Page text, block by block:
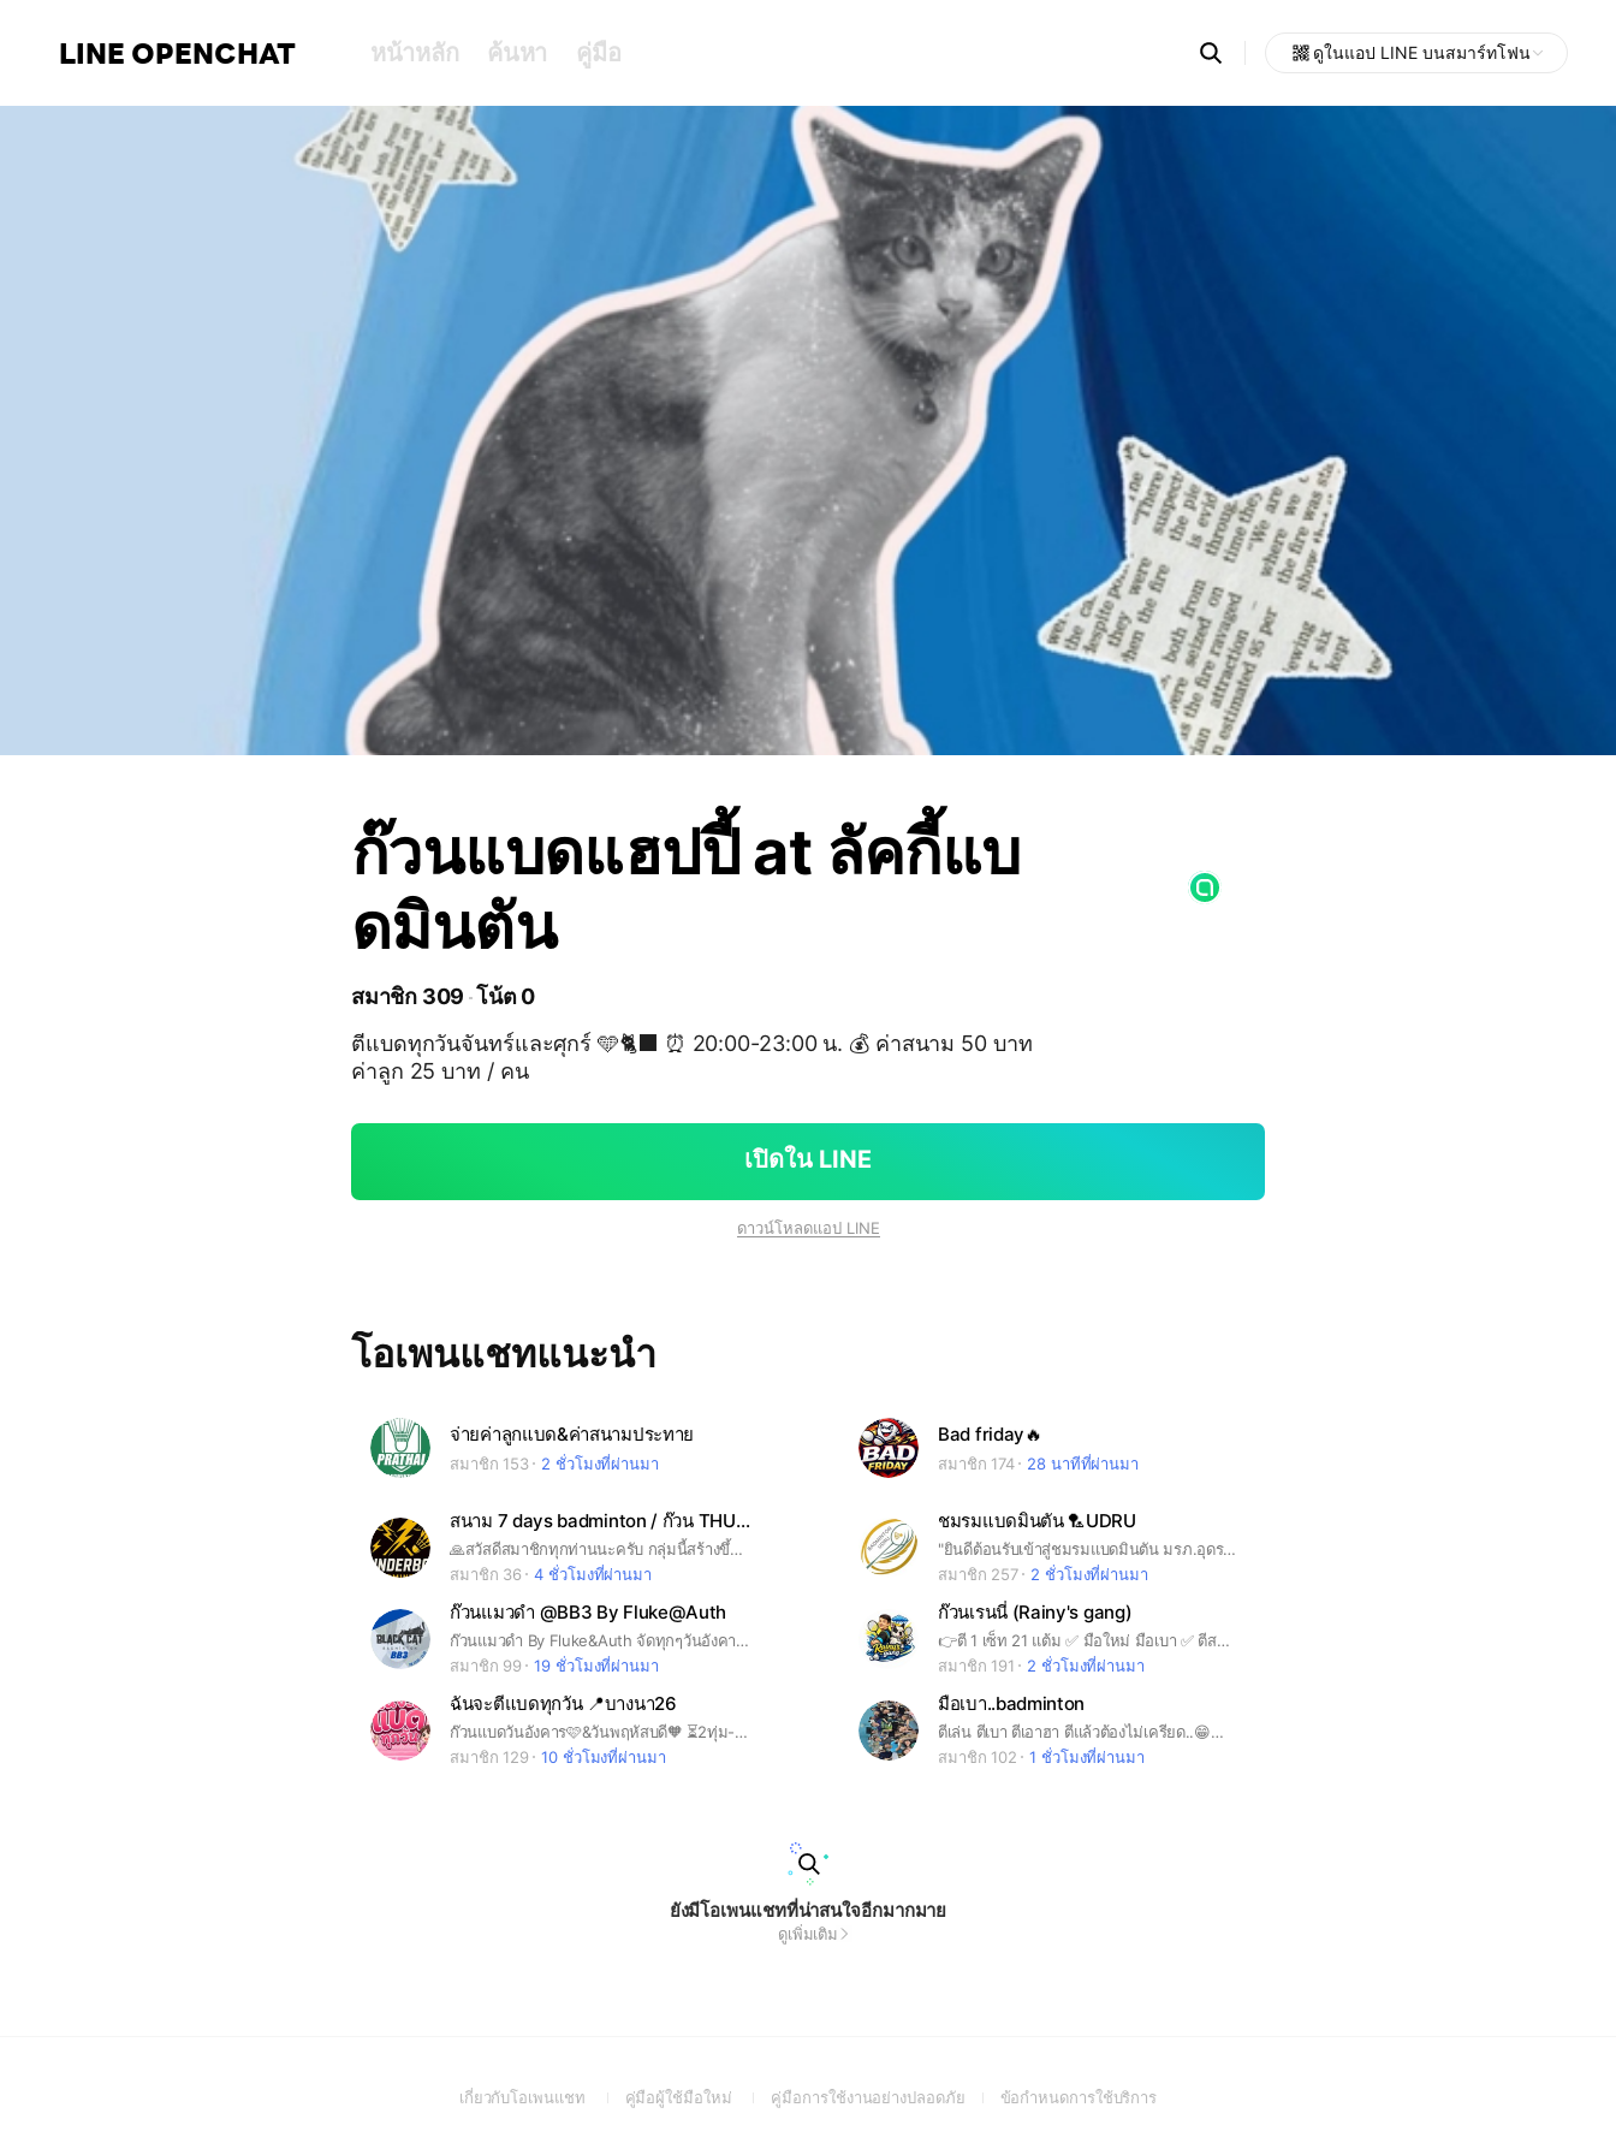
LINE OPENCHAT หน้าหลัก ค้นหา คู่มือ Search
OpenChats
messages
search
ดูในแอป LINE บนสมาร์ทโฟน
ก๊วนแบดแฮปปี้ at ลัคกี้แบ
ดมินตัน
สมาชิก 309 โน้ต 0
ตีแบดทุกวันจันทร์และศุกร์ 🩵🐈‍⬛ ⏰ 20:00-23:00 น. 💰 ค่าสนาม 50 บาท
ค่าลูก 25 บาท / คน
เปิดใน LINE
ดาวน์โหลดแอป LINE
โอเพนแชทแนะนำ
จ่ายค่าลูกแบด&ค่าสนามประทาย
สมาชิก 153 2 ชั่วโมงที่ผ่านมา
Bad friday🔥
สมาชิก 174 28 นาทีที่ผ่านมา
สนาม 7 days badminton / ก๊วน THUNDERBOLT 🏸⚡ เช้า/ดึก
🙏สวัสดีสมาชิกทุกท่านนะครับ กลุ่มนี้สร้างขึ้นมาเพื่อร่วมก๊วนแบดมินตัน หาเพื่อนออกกำลังกาย ขอให้สมาชิกทุกท่านที่เข้ามาพูดคุยกันได้ คุยด้วยความสุภาพ มีมารยาท ไม่ Toxic ต่อกันนะครับ - ก๊วนรับตั้งแต่มือใหม่🙋‍♂️ เพิ่งเริ่มเล่น หัดเล่น มาจอยกันได้สนุกๆ เฮฮา หรือมือกลาง มือหนักที่ตีเกมเป็นก็มาร่วมก๊วนกันได้นะครับ มีน้ำใจต่อกัน ไม่โทษกันน๊าา 💓 สนาม 7 days badminton รอบเช้า 🏟️(7 วัน วันจันทร์ถึงอาทิตย์🔥) ⏰ 10.00 - 13.00 น.⏰ รอบบ่าย 🏟️(7 วัน วันจันทร์ถึงอาทิตย์🔥) ⏰ 14.00 - 17.00 น.⏰ รอบดึก 🏟️ (🟨วันจันทร์🟨) ⏰ 20.00 - 23.00++น.⏰ 📍ผู้จัดก๊วน THUNDERBOLT 🏸⚡ น้องปั๋ง📍 ปล. ติดต่อสอบถามส่วนตัว - Line ID : pung_pt - FB : pontouch sukpornwittawat - TELL : 064 717 1817 (ปั๋ง)
สมาชิก 36
4 ชั่วโมงที่ผ่านมา
ชมรมแบดมินตัน 🏸UDRU
"ยินดีต้อนรับเข้าสู่ชมรมแบดมินตัน มรภ.อุดรธานี" 🏸✨ นี่คือพื้นที่ส่วนกลางสำหรับนักศึกษาและบุคลากร มรภ.อุดรธานี ที่มีใจรักในการตีแบดมินตัน! 💚💛
สมาชิก 257
2 ชั่วโมงที่ผ่านมา
ก๊วนแมวดำ @BB3 By Fluke@Auth
ก๊วนแมวดำ By Fluke&Auth จัดทุกๆวันอังคาร เวลา 20:00-23:00 ณ สนามแบดมินตัน BB3 Center point
สมาชิก 99
19 ชั่วโมงที่ผ่านมา
ก๊วนเรนนี่ (Rainy's gang)
👉ตี 1 เซ็ท 21 แต้ม ✅ มือใหม่ มือเบา ✅ ตีสนุก ออกกำลังกาย ✅ มือหนักที่คุมได้ เล่นกับมือเบาได้ ❌ กรณียกเลิก/นำชื่อออก รบกวนแจ้งก่อน 13:00 น. เพื่อให้ท่านอื่นมีเวลาตัดสินใจต่อ เพื่อไม่ให้เสียสิทธิ์ของท่านอื่น ขอบคุณครับ🙏🏻 ❌ งดเสริฟยิงนะครับ
สมาชิก 191
2 ชั่วโมงที่ผ่านมา
ฉันจะตีแบดทุกวัน 📍บางนา26
ก๊วนแบดวันอังคาร🩷&วันพฤหัสบดี🧡 ⏳2ทุ่ม-5ทุ่ม Buffet230฿ 📍สนามแบดบางนา26(ตรงข้ามเซ็นทรัลบางนา)
สมาชิก 129
10 ชั่วโมงที่ผ่านมา
มือเบา..badminton
ตีเล่น ตีเบา ตีเอาฮา ตีแล้วต้องไม่เครียด..😁😁😁😁😁
สมาชิก 102
1 ชั่วโมงที่ผ่านมา
ยังมีโอเพนแชทที่น่าสนใจอีกมากมาย
ดูเพิ่มเติม
เกี่ยวกับโอเพนแชท
(Openคู่มือผู้ใช้มือใหม่
(Openคู่มือการใช้งานอย่างปลอดภัย(Openข้อกำหนดการใช้บริการ(Open